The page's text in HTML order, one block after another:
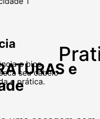
e bico
seu cabelo
e prática.
e